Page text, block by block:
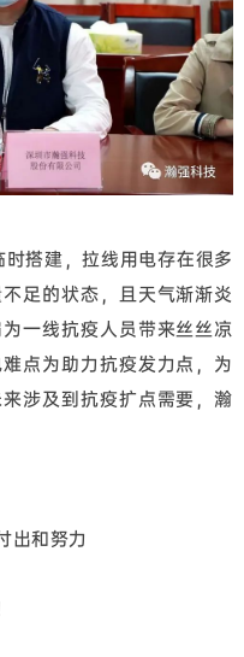
搭建，拉线用电存在很多
足的状态，且天气渐渐炎
一线抗疫人员带来丝丝凉
点为助力抗疫发力点，为
涉及到抗疫扩点需要，瀚
出和努力